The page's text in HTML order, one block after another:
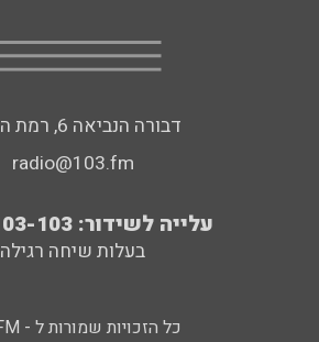
דבורה הנביאה 6, רמת השרון
radio@103.fm
עלייה לשידור: 0552-103-103
בעלות שיחה רגילה
כל הזכויות שמורות ל - 103FM